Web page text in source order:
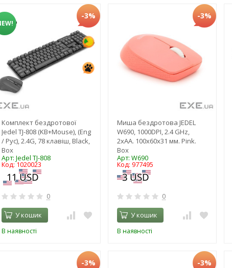
-3%
Комплект бездротової
Jedel TJ-808 (KB+Mouse), (Eng
/ Pyc), 2.4G, 78 клавіш, Black,
Box
Арт: Jedel TJ-808
Код: 1020023
0
У кошик
В наявності
-3%
Миша бездротова JEDEL
W690, 1000DPI, 2.4 GHz,
2xAA. 100x60x31 мм. Pink.
Box
Арт: W690
Код: 977495
0
У кошик
В наявності
-3% -3%